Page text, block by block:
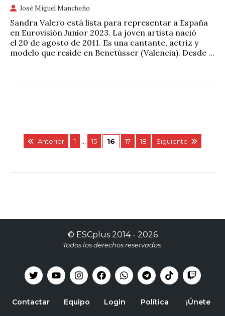
José Miguel Mancheño
Sandra Valero está lista para representar a España
en Eurovisión Junior 2023. La joven artista nació
el 20 de agosto de 2011. Es una cantante, actriz y
modelo que reside en Benetússer (Valencia). Desde …
Anterior 1 15 16 17 18 Siguiente
© ESCplus2014 - 2026
Todos los derechos reservados.
Contactar Equipo Login Política ¡Únete